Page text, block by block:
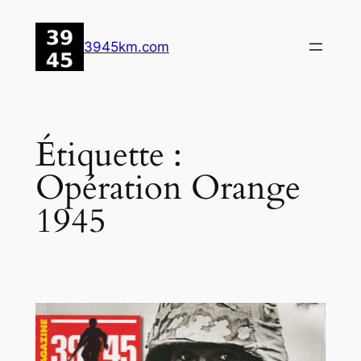
contenu
3945km.com
Étiquette :
Opération Orange
1945